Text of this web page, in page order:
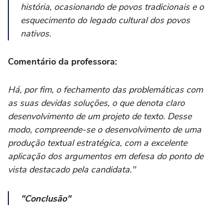
história, ocasionando de povos tradicionais e o
esquecimento do legado cultural dos povos
nativos.
Comentário da professora:
Há, por fim, o fechamento das problemáticas com
as suas devidas soluções, o que denota claro
desenvolvimento de um projeto de texto. Desse
modo, compreende-se o desenvolvimento de uma
produção textual estratégica, com a excelente
aplicação dos argumentos em defesa do ponto de
vista destacado pela candidata."
"Conclusão"